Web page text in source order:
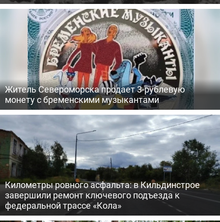
Житель Североморска продает 3-рублевую
монету с бременскими музыкантами
Километры ровного асфальта: в Кильдинстрое
завершили ремонт ключевого подъезда к
федеральной трассе «Кола»